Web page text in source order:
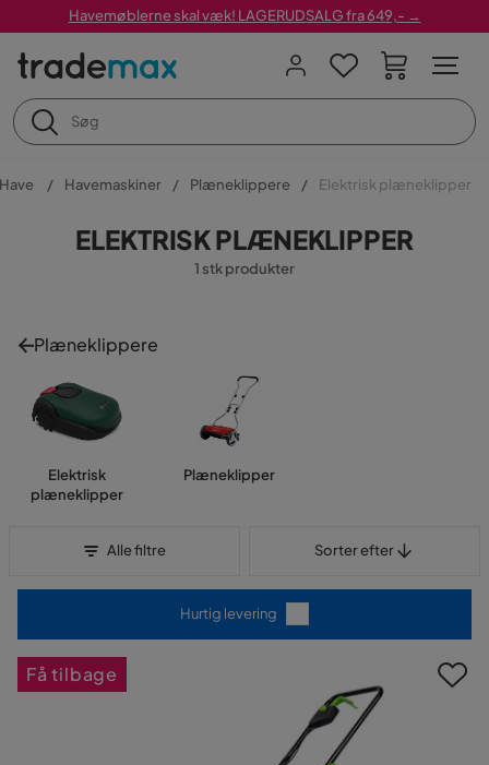
Havemøblerne skal væk! LAGERUDSALG fra 649,- →
Have Havemaskiner Plæneklippere Elektrisk plæneklipper
ELEKTRISK PLÆNEKLIPPER
1 stk produkter
Plæneklippere
Elektrisk
plæneklipper
Plæneklipper
Alle filtre Sorter efter
Hurtig levering
Få tilbage